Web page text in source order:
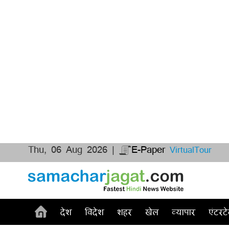
Thu, 06 Aug 2026 | E-Paper VirtualTour
देश विदेश शहर खेल व्यापार